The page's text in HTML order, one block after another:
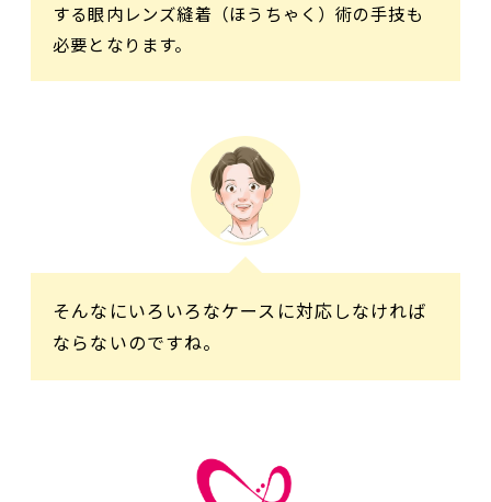
する眼内レンズ縫着（ほうちゃく）術の手技も
必要となります。
そんなにいろいろなケースに対応しなければ
ならないのですね。